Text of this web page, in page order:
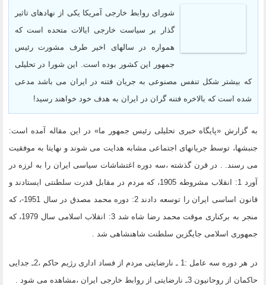
شورای روابط خارجی آمریکا یکی از نهادهای تاثیر
گذار بر سیاست خارجی ایالات متحده است که
همواره در سالهای اخیر طرف مشورت رئیس
جمهور این کشور بوده است. این شورا در تحلیلی
که بیشتر شکل تنفس مصنوعی به جریان فتنه در ایران می باشد مدعی
شده است که بالاخره فتنه گران در ایران به هدف خود خواهند رسید!
به گزارش «پایگاه خبری تحلیلی رئیس جمهور ما» در این مقاله آمده است:
جنبشها، توسط جریانهای اجتماعی مشابه هدایت می شوند و نهایتا به موفقیت
می رسند. . در قرن گذشته ،سه دوره اغتشاشات سیاسی ایران را به لرزه در
آورد 1: انقلاب مشروطه 1905، که مردم در مقابل قدرت سلطنتی ایستادند و
قانون اساسی ایران را توسعه دادند 2: دوره محمد مصدق در سال 1951-، که
منجر به برکناری موقت محمد رضا شاه شد 3: انقلاب اسلامی سال 1979، که
جمهوری اسلامی جایگزین سلطنت شاهنشاهی شد .
در هر دوره سه عامل :1 ـ نارضایتی مردم از فساد اداری رژیم حاکم ،2ـ جدایی
حاکمان از روحانیون 3ـ نارضایتی از روابط خارجی ایران ،مشاهده می شود .